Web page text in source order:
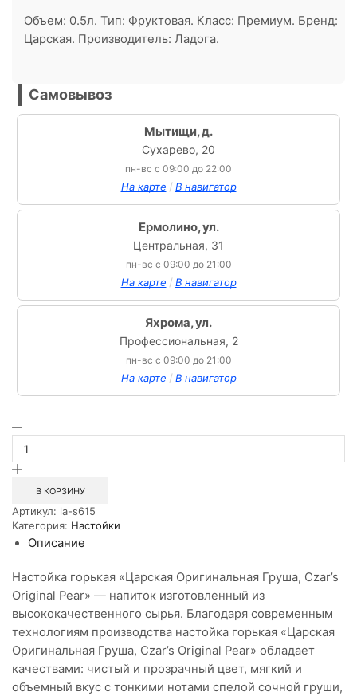
Объем: 0.5л. Тип: Фруктовая. Класс: Премиум. Бренд:
Царская. Производитель: Ладога.
Самовывоз
Мытищи, д.
Сухарево, 20
пн-вс с 09:00 до 22:00
На карте / В навигатор
Ермолино, ул.
Центральная, 31
пн-вс с 09:00 до 21:00
На карте / В навигатор
Яхрома, ул.
Профессиональная, 2
пн-вс с 09:00 до 21:00
На карте / В навигатор
товара
Настойка
Царская
Груша
0,5л
В КОРЗИНУ
Артикул: la-s615
Категория: Настойки
Описание
Настойка горькая «Царская Оригинальная Груша, Czar’s
Original Pear» — напиток изготовленный из
высококачественного сырья. Благодаря современным
технологиям производства настойка горькая «Царская
Оригинальная Груша, Czar’s Original Pear» обладает
качествами: чистый и прозрачный цвет, мягкий и
объемный вкус с тонкими нотами спелой сочной груши,